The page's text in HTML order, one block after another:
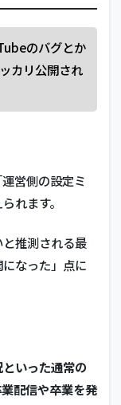
のバグとか
カリ公開され
営側の設定ミ
れます。
推測される最
なった」点に
いった通常の
配信や卒業を発